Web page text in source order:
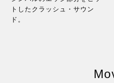
トしたクラッシュ・サウン
ド。